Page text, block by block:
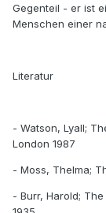
Gegenteil - er ist
Menschen einer
Literatur
- Watson, Lyall;
London 1987
- Moss, Thelma;
- Burr, Harold;